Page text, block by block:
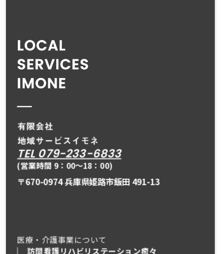
TEL 079-233-6833
(営業時間 9：00〜18：00)
〒670-0974 兵庫県姫路市飯田 491-13
医療・介護事業について
訪問看護リハビリステーション癒々